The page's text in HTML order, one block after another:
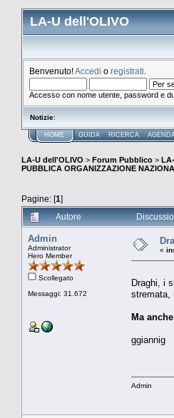
LA-U dell'OLIVO
Benvenuto!Accedi o registrati
Accesso con nome utente, password e
Notizie:
HOME GUIDA RICERCA
LA-U dell'OLIVO > Forum Pubblico >
PUBBLICA ORGANIZZAZIONE
Pagine: [1]
Autore
Admin
Administrator
Hero Member
Scollegato
Messaggi: 31.672
«
Draghi, i
stremata,
Ma
ggiannig
Admin